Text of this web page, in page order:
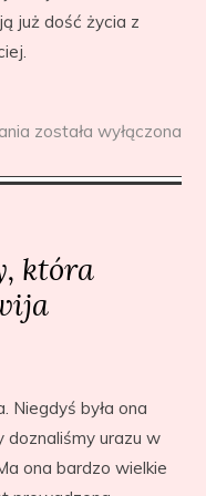
już dość życia z
została wyłączona
która
Niegdyś była ona
doznaliśmy urazu w
ona bardzo wielkie